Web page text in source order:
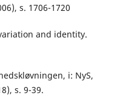
s. 1706-1720
and identity.
i: NyS,
s. 9-39.